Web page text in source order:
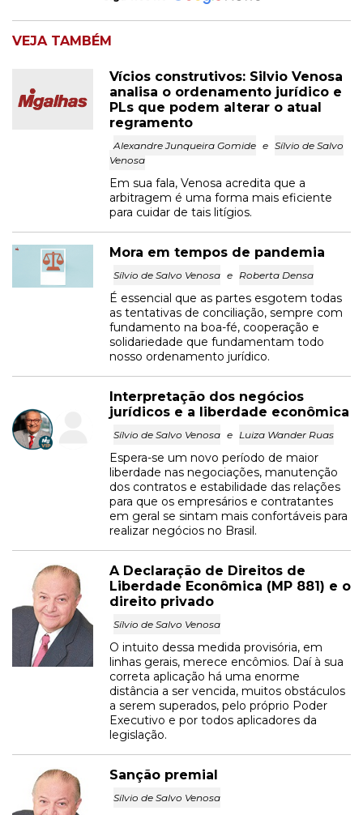
VEJA TAMBÉM
Vícios construtivos: Silvio Venosa
analisa o ordenamento jurídico e
PLs que podem alterar o atual
regramento
Alexandre Junqueira Gomide e Sílvio de Salvo
Venosa
Em sua fala, Venosa acredita que a
arbitragem é uma forma mais eficiente
para cuidar de tais litígios.
Mora em tempos de pandemia
Sílvio de Salvo Venosa e Roberta Densa
É essencial que as partes esgotem todas
as tentativas de conciliação, sempre com
fundamento na boa-fé, cooperação e
solidariedade que fundamentam todo
nosso ordenamento jurídico.
Interpretação dos negócios
jurídicos e a liberdade econômica
Sílvio de Salvo Venosa e Luiza Wander Ruas
Espera-se um novo período de maior
liberdade nas negociações, manutenção
dos contratos e estabilidade das relações
para que os empresários e contratantes
em geral se sintam mais confortáveis para
realizar negócios no Brasil.
A Declaração de Direitos de
Liberdade Econômica (MP 881) e o
direito privado
Sílvio de Salvo Venosa
O intuito dessa medida provisória, em
linhas gerais, merece encômios. Daí à sua
correta aplicação há uma enorme
distância a ser vencida, muitos obstáculos
a serem superados, pelo próprio Poder
Executivo e por todos aplicadores da
legislação.
Sanção premial
Sílvio de Salvo Venosa